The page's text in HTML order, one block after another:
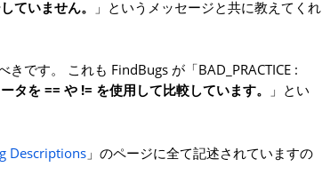
いません。
」というメッセージと共に教えてくれ
きです。 これも FindBugs が「BAD_PRACTICE :
タを == や != を使用して比較しています。
」とい
Descriptions 」のページに全て記述されていますの